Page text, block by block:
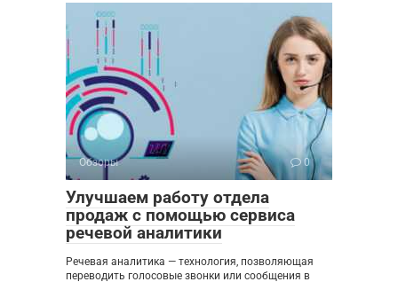
Обзоры 0
Улучшаем работу отдела
продаж с помощью сервиса
речевой аналитики
Речевая аналитика — технология, позволяющая
переводить голосовые звонки или сообщения в